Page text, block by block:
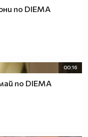
по DIEMA
00:16
по DIEMA